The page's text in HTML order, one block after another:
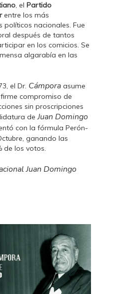
, el Partido
entre los más
nacionales. Fue
después de tantos
en los comicios. Se
algarabía en las
el Dr. Cámpora asume
compromiso de
sin proscripciones
deJuan Domingo
con la fórmula Perón-
ganando las
de los votos.
Juan Domingo